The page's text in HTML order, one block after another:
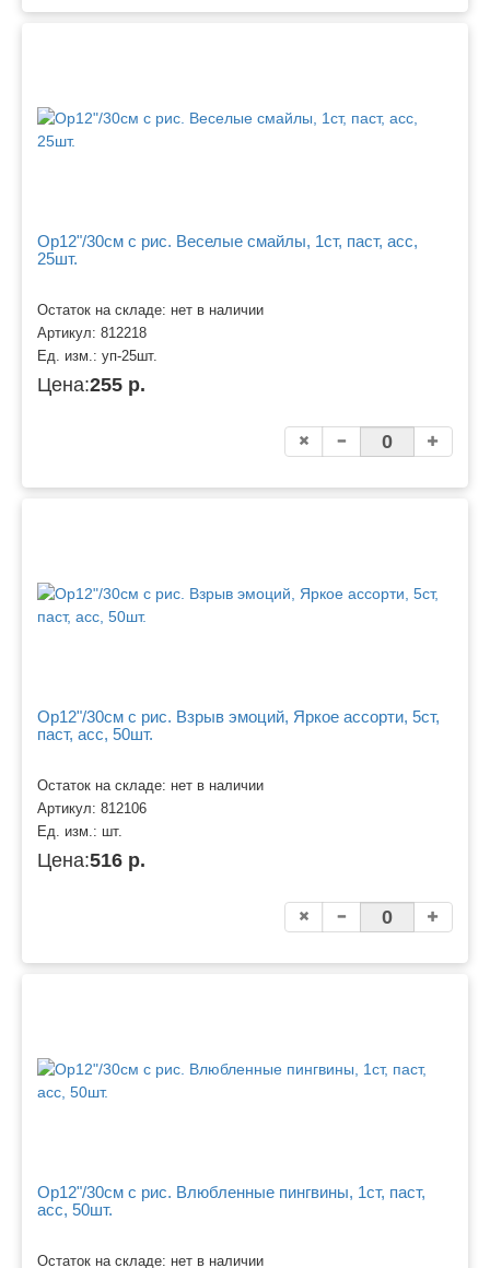
Ор12"/30см с рис. Веселые смайлы, 1ст, паст, асс,
25шт.
Остаток на складе: нет в наличии
Артикул: 812218
Ед. изм.: уп-25шт.
Цена:255 р.
Ор12"/30см с рис. Взрыв эмоций, Яркое ассорти, 5ст,
паст, асс, 50шт.
Остаток на складе: нет в наличии
Артикул: 812106
Ед. изм.: шт.
Цена:516 р.
Ор12"/30см с рис. Влюбленные пингвины, 1ст, паст,
асс, 50шт.
Остаток на складе: нет в наличии